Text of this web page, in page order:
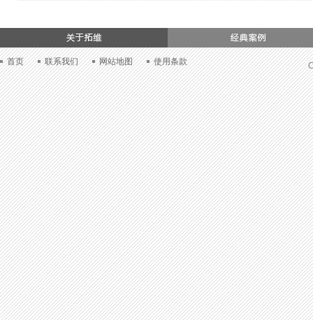
首页 联系我们 网站地图 使用条款